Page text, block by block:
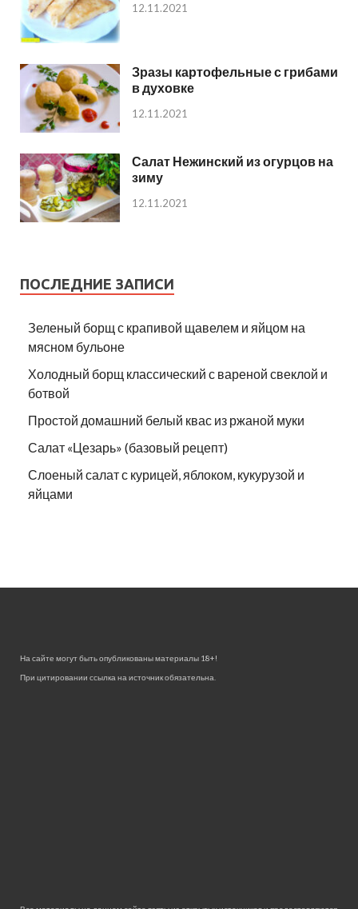
12.11.2021
Зразы картофельные с грибами
в духовке
12.11.2021
Салат Нежинский из огурцов на
зиму
12.11.2021
ПОСЛЕДНИЕ ЗАПИСИ
Зеленый борщ с крапивой щавелем и яйцом на
мясном бульоне
Холодный борщ классический с вареной свеклой и
ботвой
Простой домашний белый квас из ржаной муки
Салат «Цезарь» (базовый рецепт)
Слоеный салат с курицей, яблоком, кукурузой и
яйцами
На сайте могут быть опубликованы материалы 18+!
При цитировании ссылка на источник обязательна.